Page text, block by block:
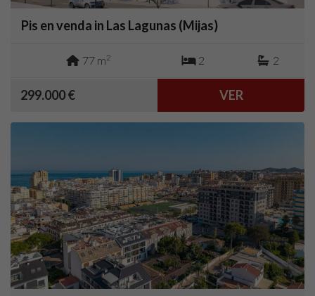
Pis en venda in Las Lagunas (Mijas)
77 m2 2 2
299.000 € VER